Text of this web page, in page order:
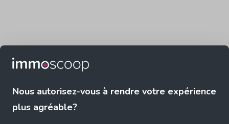
Nous autorisez-vous à rendre votre expérience
plus agréable?